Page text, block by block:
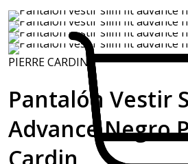
PIERRE CARDIN
Pantalón Vestir
Advance Negro